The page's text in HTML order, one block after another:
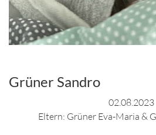
Grüner Sandro
02.08.2023
Eltern: Grüner Eva-Maria &